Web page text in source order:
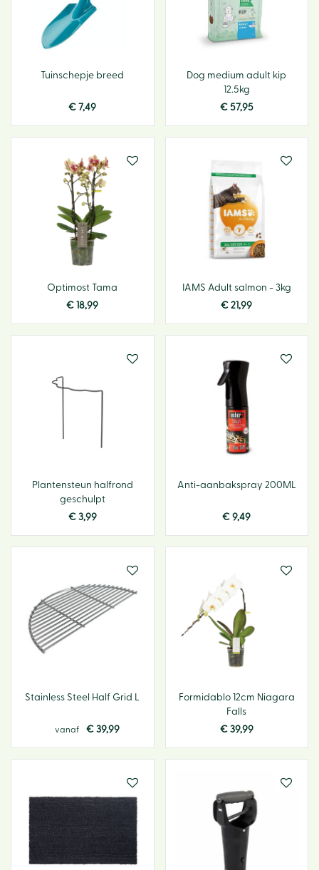
Tuinschepje breed
€ 7,49
Dog medium adult kip
12.5kg
€ 57,95
Optimost Tama
€ 18,99
IAMS Adult salmon - 3kg
€ 21,99
Plantensteun halfrond
geschulpt
€ 3,99
Anti-aanbakspray 200ML
€ 9,49
Stainless Steel Half Grid L
vanaf € 39,99
Formidablo 12cm Niagara
Falls
€ 39,99